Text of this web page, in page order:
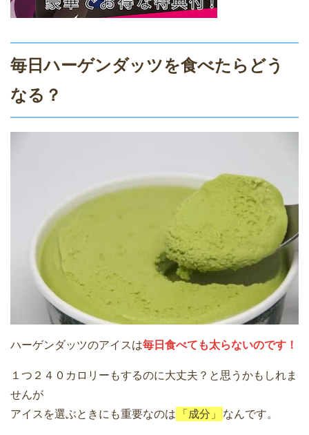
毎日ハーゲンダッツを食べたらどう
なる？
ハーゲンダッツのアイスは毎日食べても太らないのです！
１つ２４０カロリーもするのに大丈夫？と思うかもしれま
せんが
アイスを選ぶときにも重要なのは
「成分」 なんです。